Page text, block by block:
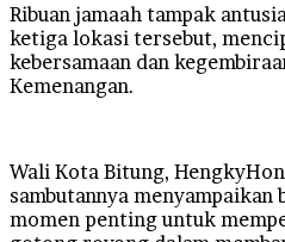
Ribuan jamaah tampak
ketiga lokasi tersebut,
kebersamaan dan
Kemenangan.
Wali Kota Bitung,
sambutannya
momen penting untuk